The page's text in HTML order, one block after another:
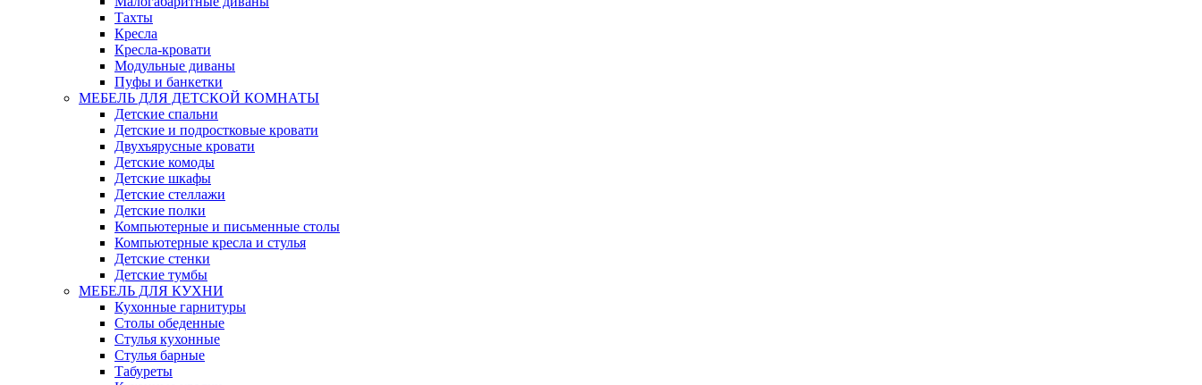
Тахты
Кресла
Кресла-кровати
Модульные диваны
Пуфы и банкетки
МЕБЕЛЬ ДЛЯ ДЕТСКОЙ КОМНАТЫ
Детские спальни
Детские и подростковые кровати
Двухъярусные кровати
Детские комоды
Детские шкафы
Детские стеллажи
Детские полки
Компьютерные и письменные столы
Компьютерные кресла и стулья
Детские стенки
Детские тумбы
МЕБЕЛЬ ДЛЯ КУХНИ
Кухонные гарнитуры
Столы обеденные
Стулья кухонные
Стулья барные
Табуреты